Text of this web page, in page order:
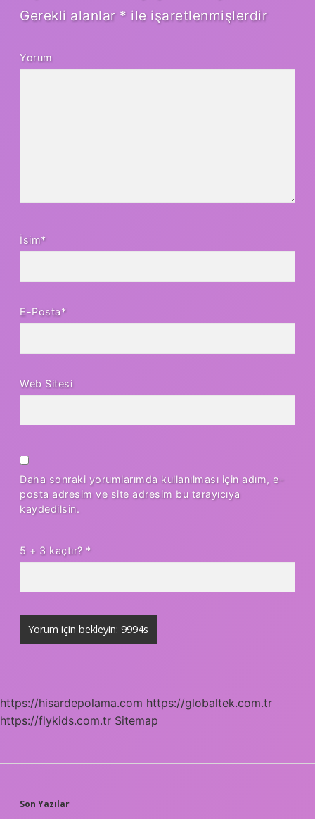
Gerekli alanlar * ile işaretlenmişlerdir
Yorum
İsim*
E-Posta*
Web Sitesi
Daha sonraki yorumlarımda kullanılması için adım, e-
posta adresim ve site adresim bu tarayıcıya
kaydedilsin.
5 + 3 kaçtır? *
https://hisardepolama.com https://globaltek.com.tr
https://flykids.com.tr Sitemap
Son Yazılar